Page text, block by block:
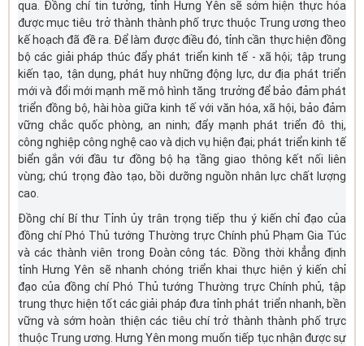
qua. Đồng chí tin tưởng, tỉnh Hưng Yên sẽ sớm hiện thực hóa
được mục tiêu trở thành thành phố trực thuộc Trung ương theo
kế hoạch đã đề ra. Để làm được điều đó, tỉnh cần thực hiện đồng
bộ các giải pháp thúc đẩy phát triển kinh tế - xã hội; tập trung
kiến tạo, tận dụng, phát huy những động lực, dư địa phát triển
mới và đổi mới mạnh mẽ mô hình tăng trưởng để bảo đảm phát
triển đồng bộ, hài hòa giữa kinh tế với văn hóa, xã hội, bảo đảm
vững chắc quốc phòng, an ninh; đẩy mạnh phát triển đô thị,
công nghiệp công nghệ cao và dịch vụ hiện đại; phát triển kinh tế
biển gắn với đầu tư đồng bộ hạ tầng giao thông kết nối liên
vùng; chú trọng đào tạo, bồi dưỡng nguồn nhân lực chất lượng
cao.
Đồng chí Bí thư Tỉnh ủy trân trọng tiếp thu ý kiến chỉ đạo của
đồng chí Phó Thủ tướng Thường trực Chính phủ Phạm Gia Túc
và các thành viên trong Đoàn công tác. Đồng thời khẳng định
tỉnh Hưng Yên sẽ nhanh chóng triển khai thực hiện ý kiến chỉ
đạo của đồng chí Phó Thủ tướng Thường trực Chính phủ, tập
trung thực hiện tốt các giải pháp đưa tỉnh phát triển nhanh, bền
vững và sớm hoàn thiện các tiêu chí trở thành thành phố trực
thuộc Trung ương. Hưng Yên mong muốn tiếp tục nhận được sự